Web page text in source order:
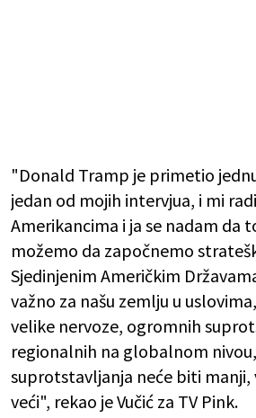
"Donald Tramp je primetio
jedan od mojih intervjua, i mi
Amerikancima i ja se nadam da
možemo da započnemo
Sjedinjenim Američkim
važno za našu zemlju u
velike nervoze, ogromnih
regionalnih na globalnom
suprotstavljanja neće biti manji,
veći", rekao je Vučić za TV Pink.